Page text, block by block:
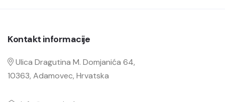
Kontakt informacije
Ulica Dragutina M. Domjanića 64,
10363, Adamovec, Hrvatska